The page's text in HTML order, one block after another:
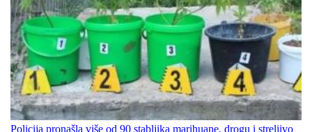
Policija pronašla više od 90 stabljika marihuane, drogu i streljivo